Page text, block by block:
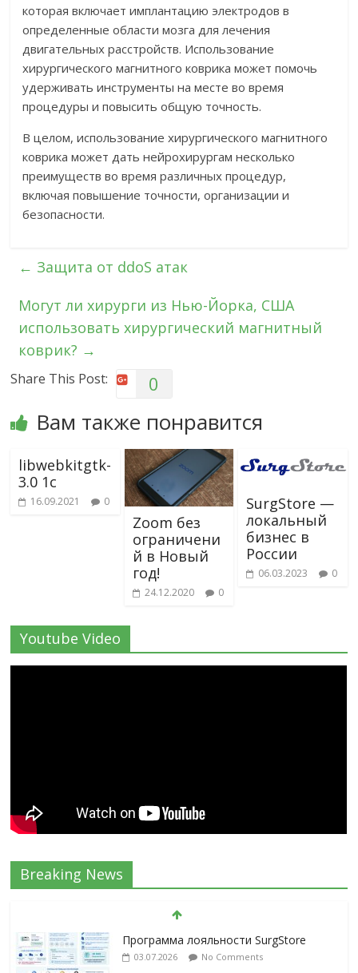
которая включает имплантацию электродов в
определенные области мозга для лечения
двигательных расстройств. Использование
хирургического магнитного коврика может помочь
удерживать инструменты на месте во время
процедуры и повысить общую точность.
В целом, использование хирургического магнитного
коврика может дать нейрохирургам несколько
преимуществ во время различных процедур,
включая повышение точности, организации и
безопасности.
← Защита от ddoS атак
Могут ли хирурги из Нью-Йорка, США
использовать хирургический магнитный
коврик? →
Share This Post: 0
Вам также понравится
libwebkitgtk-
3.0 1с
16.09.2021 0
Zoom без
ограничени
й в Новый
год!
24.12.2020 0
SurgStore —
локальный
бизнес в
России
06.03.2023 0
Youtube Video
Breaking News
Программа лояльности SurgStore
03.07.2026 No Comments